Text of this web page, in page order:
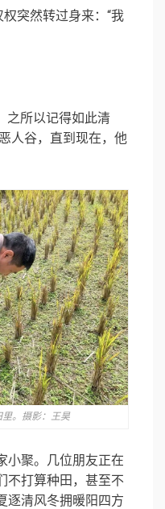
突然转过身来：“我
之所以记得如此清
人谷，直到现在，他
。摄影：王昊
小聚。几位朋友正在
不打算种田，甚至不
逐清风冬拥暖阳四方